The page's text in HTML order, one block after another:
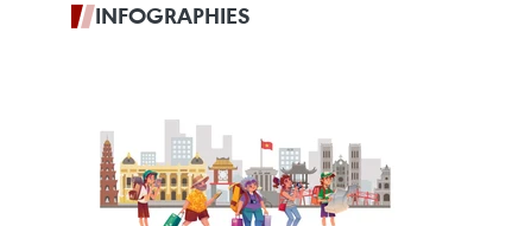
INFOGRAPHIES